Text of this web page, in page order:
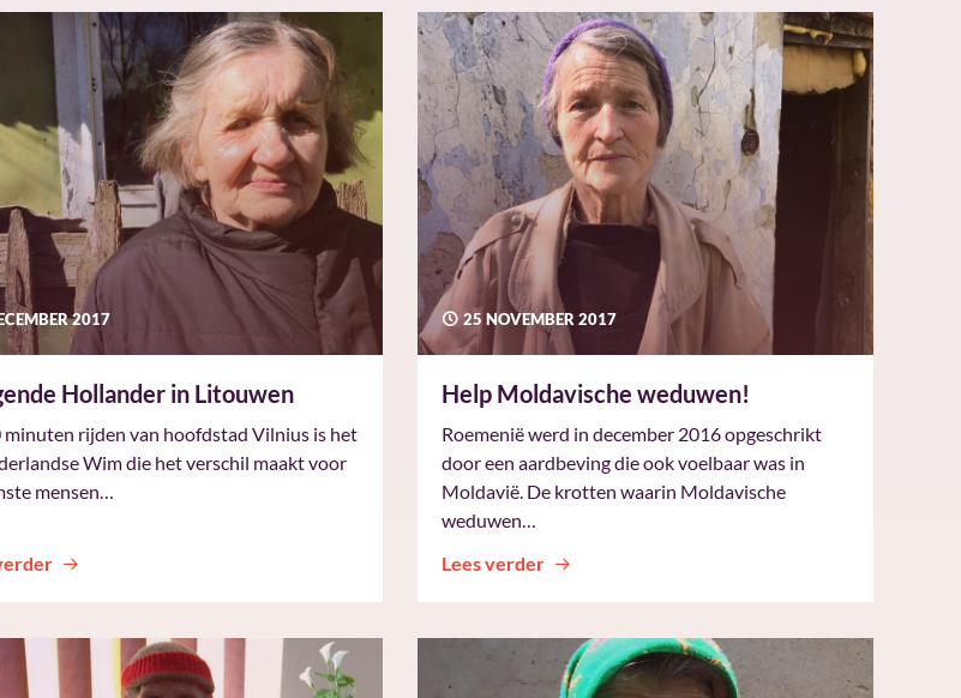
2017
Hollander in Litouwen
minuten rijden van hoofdstad Vilnius is het
Wim die het verschil maakt voor
mensen…
25 NOVEMBER 2017
Help Moldavische weduwen!
Roemenië werd in december 2016 opgeschrikt
door een aardbeving die ook voelbaar was in
Moldavië. De krotten waarin Moldavische
weduwen…
Lees verder